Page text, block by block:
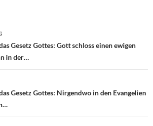
Gesetz Gottes: Gott schloss einen ewigen
in der…
Gesetz Gottes: Nirgendwo in den Evangelien